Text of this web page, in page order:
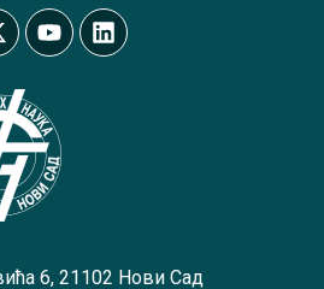
6, 21102 Нови Сад